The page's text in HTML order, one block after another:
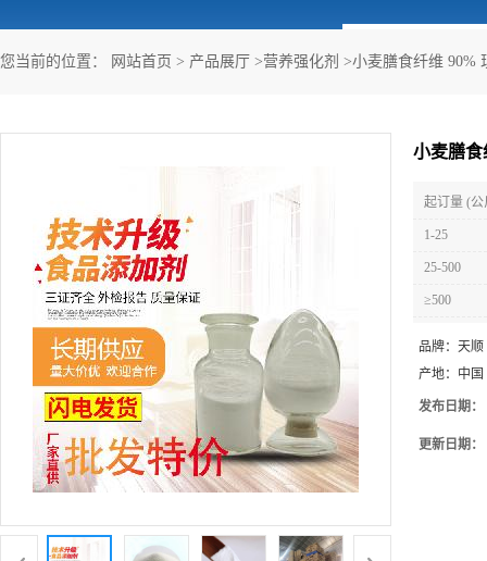
您当前的位置： 网站首页 > 产品展厅 >营养强化剂 >小麦膳食纤维 90%
小麦膳食
起订量 (公
1-25
25-500
≥500
品牌： 天顺
产地： 中国
发布日期：
更新日期：